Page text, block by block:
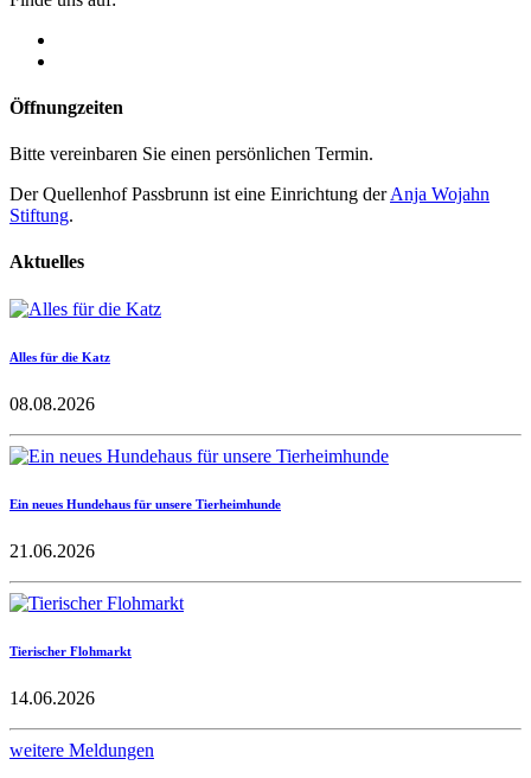
Öffnungzeiten
Bitte vereinbaren Sie einen persönlichen Termin.
Der Quellenhof Passbrunn ist eine Einrichtung derAnja Wojahn
Stiftung.
Aktuelles
Alles für die Katz
08.08.2026
Ein neues Hundehaus für unsere Tierheimhunde
21.06.2026
Tierischer Flohmarkt
14.06.2026
weitere Meldungen